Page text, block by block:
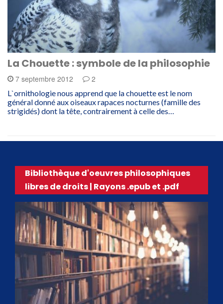
La Chouette : symbole de la philosophie
7 septembre 2012 2
L`ornithologie nous apprend que la chouette est le nom
général donné aux oiseaux rapaces nocturnes (famille des
strigidés) dont la tête, contrairement à celle des…
Bibliothèque d'oeuvres philosophiques
libres de droits | Rayons .epub et .pdf